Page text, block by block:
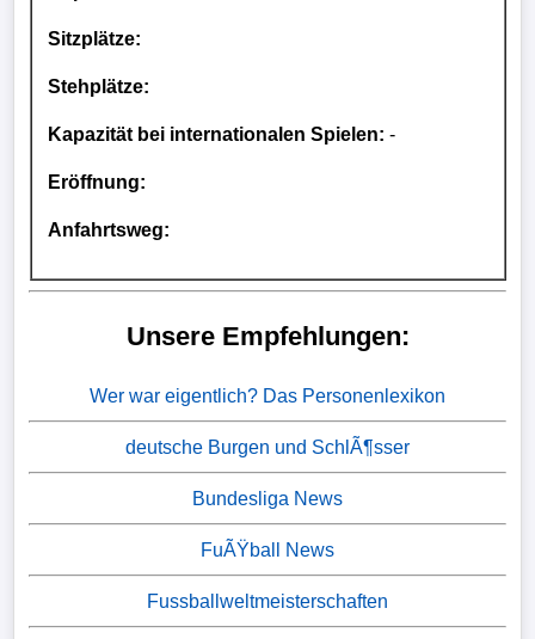
Sitzplätze:
Stehplätze:
Kapazität bei internationalen Spielen: -
Eröffnung:
Anfahrtsweg:
Unsere Empfehlungen:
Wer war eigentlich? Das Personenlexikon
deutsche Burgen und SchlÃ¶sser
Bundesliga News
FuÃŸball News
Fussballweltmeisterschaften